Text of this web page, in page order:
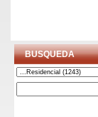
BUSQUEDA